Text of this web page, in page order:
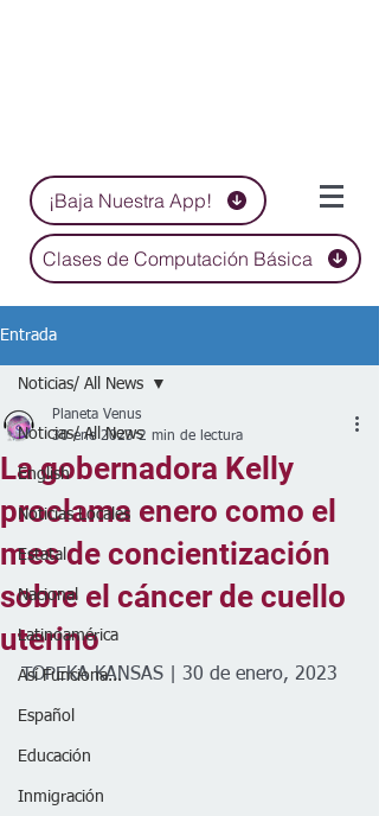
¡Baja Nuestra App!
Clases de Computación Básica
Entrada
Noticias/ All News
English
Noticias Locales
Estatal
Nacional
Latinoamérica
Así Funciona...
Español
Educación
Inmigración
Noticias/ All News
La gobernadora Kelly
proclama enero como el
mes de concientización
sobre el cáncer de cuello
uterino
Planeta Venus
30 ene 2023 2 min de lectura
TOPEKA KANSAS | 30 de enero, 2023